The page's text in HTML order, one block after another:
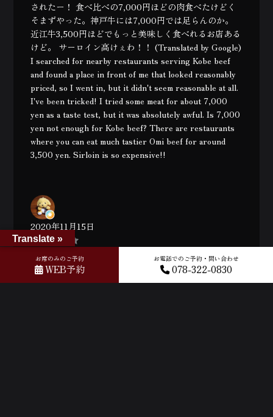
されたー！ 食べ比べの7,000円ほどの肉食べたけどく
そまずやった。神戸牛には7,000円では足らんのか。
近江牛3,500円ほどでもっと美味しく食べれるお店ある
けど。 サーロイン高けぇわ！！ (Translated by Google)
I searched for nearby restaurants serving Kobe beef
and found a place in front of me that looked reasonably
priced, so I went in, but it didn't seem reasonable at all.
I've been tricked! I tried some meat for about 7,000
yen as a taste test, but it was absolutely awful. Is 7,000
yen not enough for Kobe beef? There are restaurants
where you can eat much tastier Omi beef for around
3,500 yen. Sirloin is so expensive!!
2020年11月15日
駅に近く、こじんまりとしているが、落ち着く店内
で、矢沢永吉ファンさんには嬉しいお店。庶民の私に
は、ちょっとお高め💦 (Translated by Google) It's close
お席のみのご予約
WEB予約
お電話でのご予約・問い合わせ
078-322-0830
Translate »